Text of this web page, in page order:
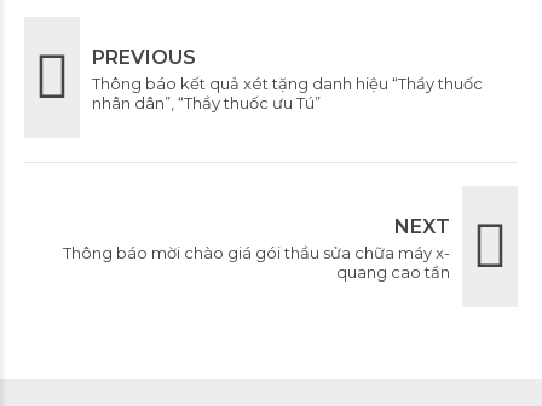
PREVIOUS
Thông báo kết quả xét tặng danh hiệu “Thầy thuốc
nhân dân”, “Thầy thuốc ưu Tú”
NEXT
Thông báo mời chào giá gói thầu sửa chữa máy x-
quang cao tần